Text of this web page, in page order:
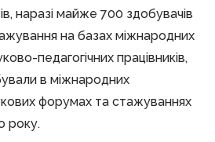
наразі майже 700 здобувачів
на базах міжнародних
педагогічних працівників,
в міжнародних
форумах та стажуваннях
року.